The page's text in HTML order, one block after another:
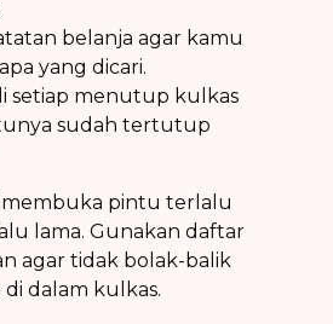
belanja agar kamu
yang dicari.
setiap menutup kulkas
sudah tertutup
membuka pintu terlalu
lama. Gunakan daftar
agar tidak bolak-balik
dalam kulkas.